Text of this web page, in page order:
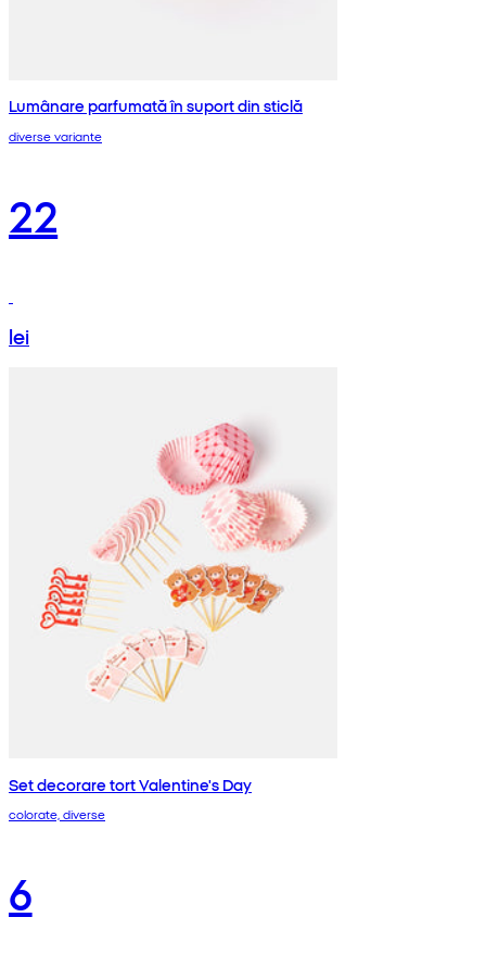
Lumânare parfumată în suport din sticlă
diverse variante
22
lei
Set decorare tort Valentine's Day
colorate, diverse
6